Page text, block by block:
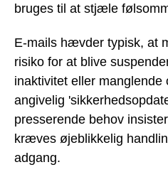
bruges til at stjæle
E-mails hævder typisk, at
risiko for at blive
inaktivitet eller manglende
angivelig
presserende behov
kræves øjeblikkelig
adgang.